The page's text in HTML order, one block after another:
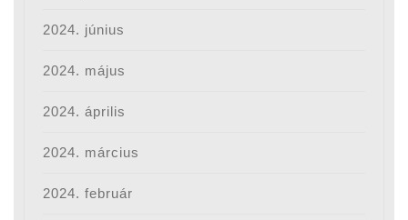
2024. június
2024. május
2024. április
2024. március
2024. február